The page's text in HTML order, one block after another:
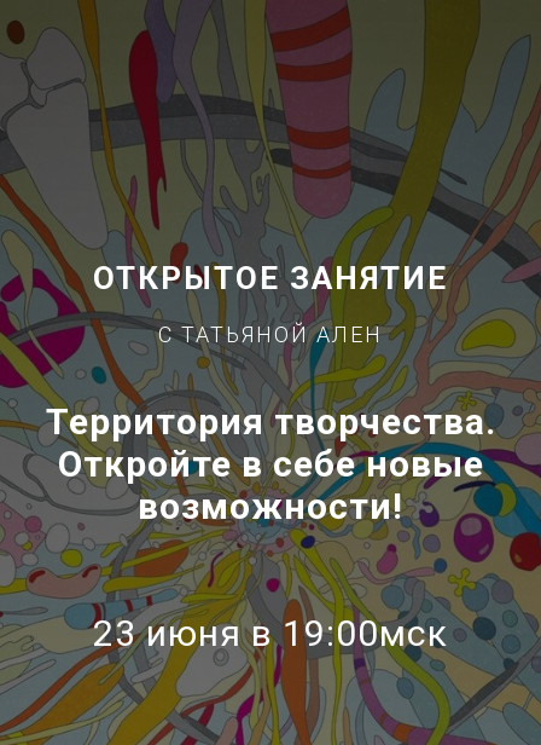
ОТКРЫТОЕ ЗАНЯТИЕ
С ТАТЬЯНОЙ АЛЕН
Территория творчества.
Откройте в себе новые
возможности!
23 июня в 19:00мск